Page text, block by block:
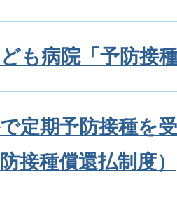
も病院「予防接
定期予防接種を
接種償還払制度）